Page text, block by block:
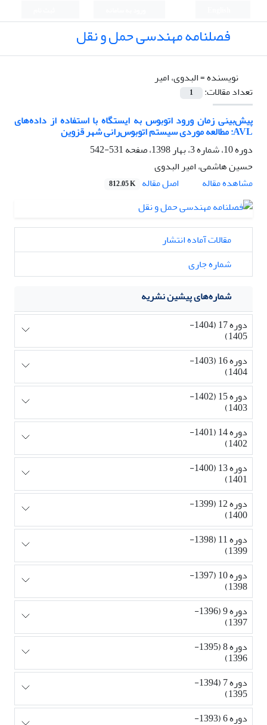
فصلنامه مهندسی حمل و نقل
نویسنده =البدوی، امیر
تعداد مقالات:
1
پیش‌بینی زمان ورود اتوبوس به ایستگاه با استفاده از داده‌های
AVL: مطالعه موردی سیستم اتوبوس‌رانی شهر قزوین
دوره 10، شماره 3، بهار 1398، صفحه
531-542
حسین هاشمی، امیر البدوی
مشاهده مقاله
اصل مقاله 812.05 K
مقالات آماده انتشار
شماره جاری
شماره‌های پیشین نشریه
دوره 17 (1404-
1405)
دوره 16 (1403-
1404)
دوره 15 (1402-
1403)
دوره 14 (1401-
1402)
دوره 13 (1400-
1401)
دوره 12 (1399-
1400)
دوره 11 (1398-
1399)
دوره 10 (1397-
1398)
دوره 9 (1396-
1397)
دوره 8 (1395-
1396)
دوره 7 (1394-
1395)
دوره 6 (1393-